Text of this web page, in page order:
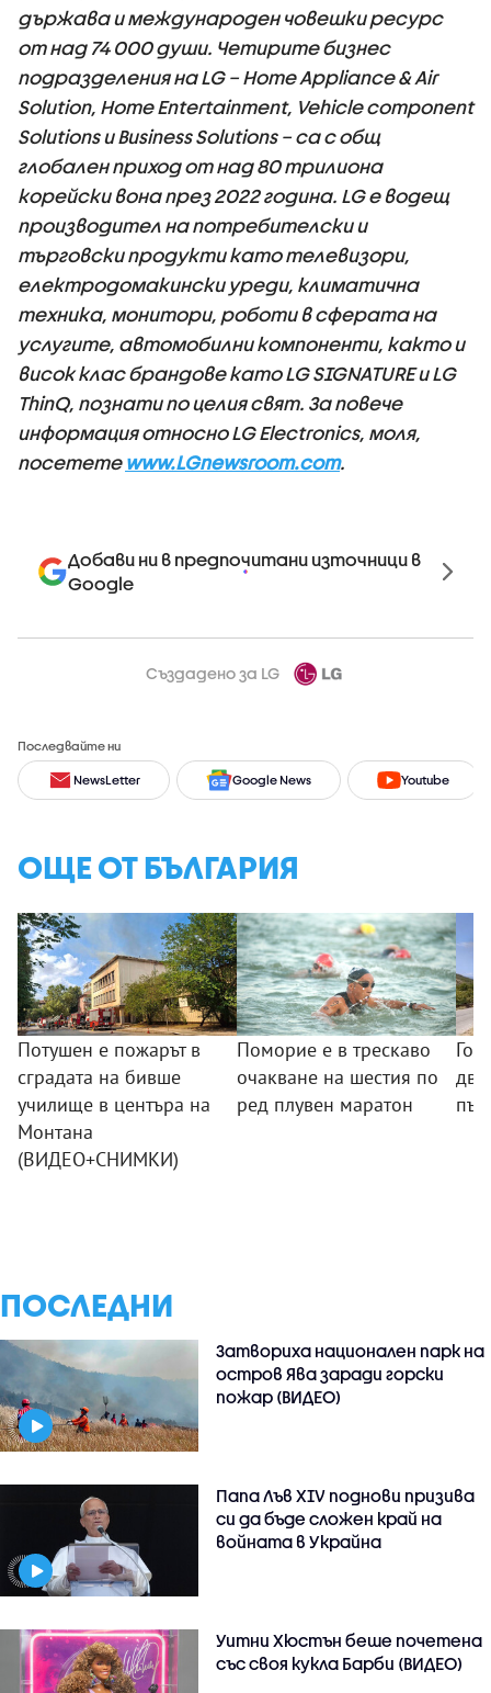
държава и международен човешки ресурс
от над 74 000 души. Четирите бизнес
подразделения на LG – Home Appliance & Air
Solution, Home Entertainment, Vehicle component
Solutions и Business Solutions – са с общ
глобален приход от над 80 трилиона
корейски вона през 2022 година. LG е водещ
производител на потребителски и
търговски продукти като телевизори,
електродомакински уреди, климатична
техника, монитори, роботи в сферата на
услугите, автомобилни компоненти, както и
висок клас брандове като LG SIGNATURE и LG
ThinQ, познати по целия свят. За повече
информация относно LG Electronics, моля,
посетете www.LGnewsroom.com.
Добави ни в предпочитани източници в
Google
Създадено за LG
Последвайте ни
NewsLetter Google News Youtube
ОЩЕ ОТ БЪЛГАРИЯ
Потушен е пожарът в
сградата на бивше
училище в центъра на
Монтана
(ВИДЕО+СНИМКИ)
Поморие е в трескаво
очакване на шестия по
ред плувен маратон
ПОСЛЕДНИ
Затвориха национален парк на
остров Ява заради горски
пожар (ВИДЕО)
Папа Лъв XIV поднови призива
си да бъде сложен край на
войната в Украйна
Уитни Хюстън беше почетена
със своя кукла Барби (ВИДЕО)